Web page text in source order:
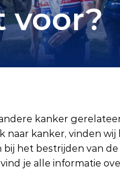
voor?
kanker
naar kanker, vinden
het bestrijden van de
je alle informatie